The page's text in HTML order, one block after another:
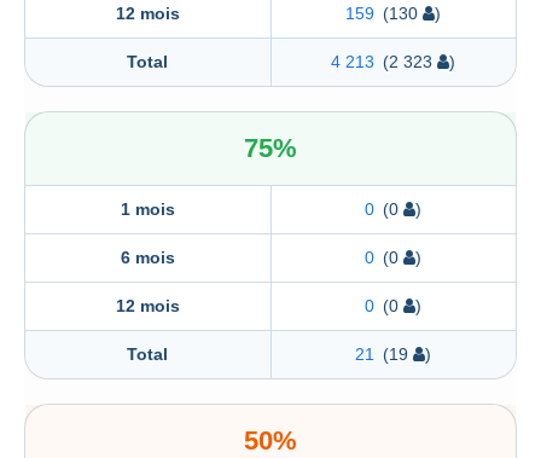
12 mois 159 (130 )
Total 4 213 (2 323 )
75%
1 mois 0 (0 )
6 mois 0 (0 )
12 mois 0 (0 )
Total 21 (19 )
50%